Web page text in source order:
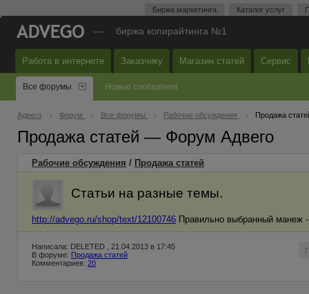
Биржа маркетинга Каталог услуг
— биржа копирайтинга №1
Работа в интернете Заказчику Магазин статей Сервис
Все форумы Новые сообщения
Адвего Форум Все форумы Рабочие обсуждения Продажа
Продажа статей — Форум Адвего
Рабочие обсуждения / Продажа статей
Статьи на разные темы.
http://advego.ru/shop/text/12100746 Правильно выбранный манеж -
Написала: DELETED , 21.04.2013 в 17:45
В форуме: Продажа статей
Комментариев: 20